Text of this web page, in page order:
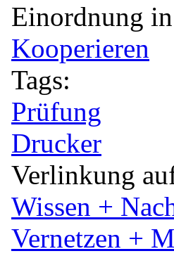
Einordnung
Kooperieren
Tags:
Prüfung
Drucker
Verlinkung
Wissen +
Vernetzen +